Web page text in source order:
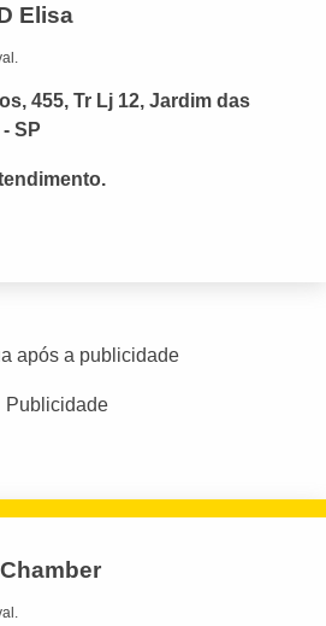
Elisa
455, Tr Lj 12, Jardim das
SP
após a publicidade
Publicidade